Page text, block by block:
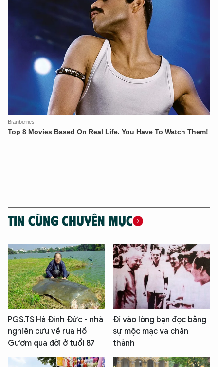
TIN CÙNG CHUYÊN MỤC
PGS.TS Hà Đình Đức - nhà
nghiên cứu về rùa Hồ
Gươm qua đời ở tuổi 87
Đi vào lòng bạn đọc bằng
sự mộc mạc và chân
thành